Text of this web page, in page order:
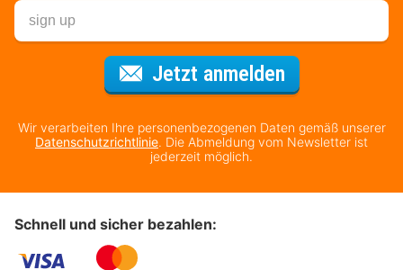
Jetzt anmeldenFür den
Wir verarbeiten Ihre personenbezogenen Daten gemäß unserer
Datenschutzrichtlinie. Die Abmeldung vom Newsletter ist
jederzeit möglich.
Schnell und sicher bezahlen: